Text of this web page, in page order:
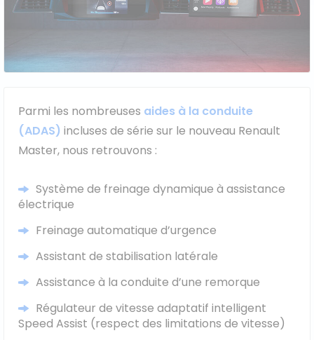
Parmi les nombreuses aides à la conduite
(ADAS) incluses de série sur le nouveau Renault
Master, nous retrouvons :
Système de freinage dynamique à assistance
électrique
Freinage automatique d’urgence
Assistant de stabilisation latérale
Assistance à la conduite d’une remorque
Régulateur de vitesse adaptatif intelligent
Speed Assist (respect des limitations de vitesse)